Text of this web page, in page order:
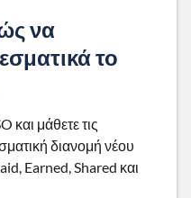
να
το
και μάθετε τις
διανομή νέου
Earned, Shared και